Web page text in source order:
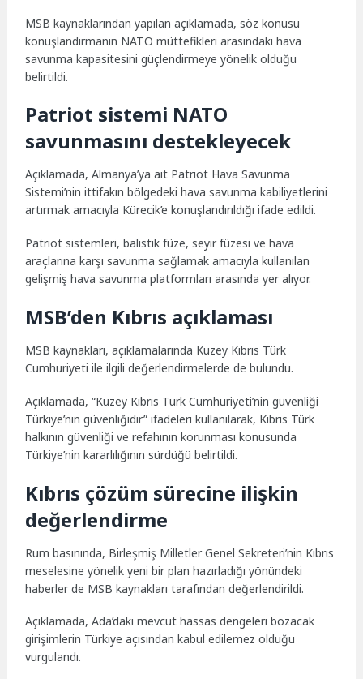
MSB kaynaklarından yapılan açıklamada, söz konusu
konuşlandırmanın NATO müttefikleri arasındaki hava
savunma kapasitesini güçlendirmeye yönelik olduğu
belirtildi.
Patriot sistemi NATO
savunmasını destekleyecek
Açıklamada, Almanya’ya ait Patriot Hava Savunma
Sistemi’nin ittifakın bölgedeki hava savunma kabiliyetlerini
artırmak amacıyla Kürecik’e konuşlandırıldığı ifade edildi.
Patriot sistemleri, balistik füze, seyir füzesi ve hava
araçlarına karşı savunma sağlamak amacıyla kullanılan
gelişmiş hava savunma platformları arasında yer alıyor.
MSB’den Kıbrıs açıklaması
MSB kaynakları, açıklamalarında Kuzey Kıbrıs Türk
Cumhuriyeti ile ilgili değerlendirmelerde de bulundu.
Açıklamada, “Kuzey Kıbrıs Türk Cumhuriyeti’nin güvenliği
Türkiye’nin güvenliğidir” ifadeleri kullanılarak, Kıbrıs Türk
halkının güvenliği ve refahının korunması konusunda
Türkiye’nin kararlılığının sürdüğü belirtildi.
Kıbrıs çözüm sürecine ilişkin
değerlendirme
Rum basınında, Birleşmiş Milletler Genel Sekreteri’nin Kıbrıs
meselesine yönelik yeni bir plan hazırladığı yönündeki
haberler de MSB kaynakları tarafından değerlendirildi.
Açıklamada, Ada’daki mevcut hassas dengeleri bozacak
girişimlerin Türkiye açısından kabul edilemez olduğu
vurgulandı.